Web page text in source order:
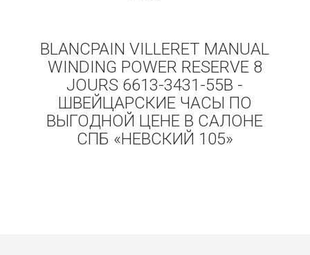
BLANCPAIN VILLERET MANUAL
WINDING POWER RESERVE 8
JOURS 6613-3431-55B -
ШВЕЙЦАРСКИЕ ЧАСЫ ПО
ВЫГОДНОЙ ЦЕНЕ В САЛОНЕ
СПБ «НЕВСКИЙ 105»